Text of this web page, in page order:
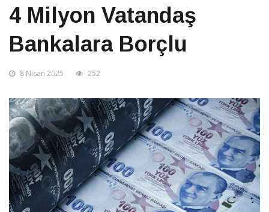
4 Milyon Vatandaş
Bankalara Borçlu
8 Nisan 2025 252